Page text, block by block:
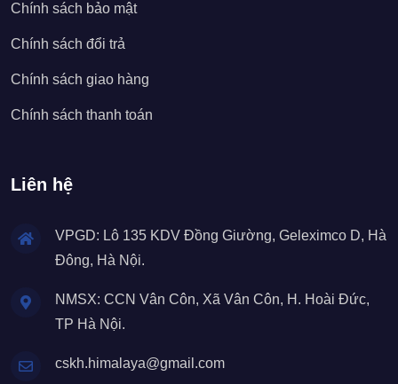
Chính sách bảo mật
Chính sách đổi trả
Chính sách giao hàng
Chính sách thanh toán
Liên hệ
VPGD: Lô 135 KDV Đồng Giường, Geleximco D, Hà
Đông, Hà Nội.
NMSX: CCN Vân Côn, Xã Vân Côn, H. Hoài Đức,
TP Hà Nội.
cskh.himalaya@gmail.com